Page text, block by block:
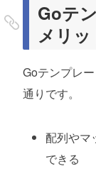
Goテ
メリッ
Goテンプレ
通りです。
配列やマ
できる